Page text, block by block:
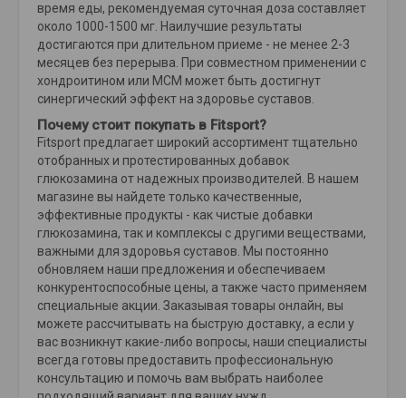
время еды, рекомендуемая суточная доза составляет
около 1000-1500 мг. Наилучшие результаты
достигаются при длительном приеме - не менее 2-3
месяцев без перерыва. При совместном применении с
хондроитином или МСМ может быть достигнут
синергический эффект на здоровье суставов.
Почему стоит покупать в Fitsport?
Fitsport предлагает широкий ассортимент тщательно
отобранных и протестированных добавок
глюкозамина от надежных производителей. В нашем
магазине вы найдете только качественные,
эффективные продукты - как чистые добавки
глюкозамина, так и комплексы с другими веществами,
важными для здоровья суставов. Мы постоянно
обновляем наши предложения и обеспечиваем
конкурентоспособные цены, а также часто применяем
специальные акции. Заказывая товары онлайн, вы
можете рассчитывать на быструю доставку, а если у
вас возникнут какие-либо вопросы, наши специалисты
всегда готовы предоставить профессиональную
консультацию и помочь вам выбрать наиболее